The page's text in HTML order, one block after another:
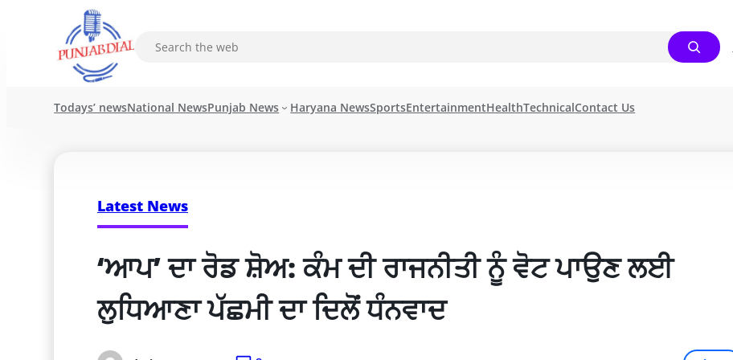
Todays’ newsNational NewsPunjab News Haryana NewsSportsEntertainmentHealthTechnicalContact Us
Latest News
‘ਆਪ’ ਦਾ ਰੋਡ ਸ਼ੋਅ: ਕੰਮ ਦੀ ਰਾਜਨੀਤੀ ਨੂੰ ਵੋਟ ਪਾਉਣ ਲਈ
ਲੁਧਿਆਣਾ ਪੱਛਮੀ ਦਾ ਦਿਲੋਂ ਧੰਨਵਾਦ